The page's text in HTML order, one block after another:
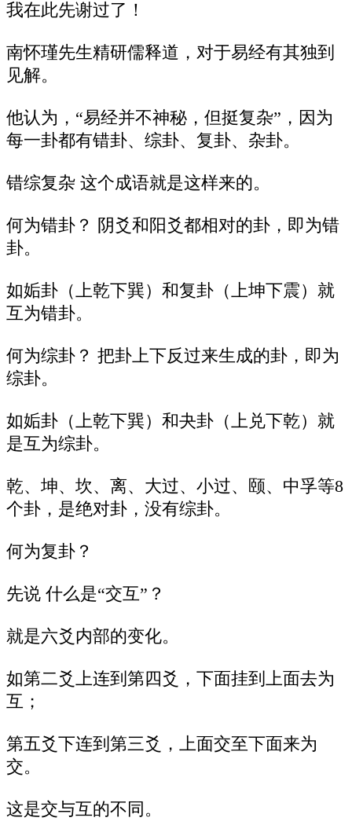
我在此先谢过了！
南怀瑾先生精研儒释道，对于易经有其独到
见解。
他认为，“易经并不神秘，但挺复杂”，因为
每一卦都有错卦、综卦、复卦、杂卦。
错综复杂 这个成语就是这样来的。
何为错卦？ 阴爻和阳爻都相对的卦，即为错
卦。
如姤卦（上乾下巽）和复卦（上坤下震）就
互为错卦。
何为综卦？ 把卦上下反过来生成的卦，即为
综卦。
如姤卦（上乾下巽）和夬卦（上兑下乾）就
是互为综卦。
乾、坤、坎、离、大过、小过、颐、中孚等8
个卦，是绝对卦，没有综卦。
何为复卦？
先说 什么是“交互”？
就是六爻内部的变化。
如第二爻上连到第四爻，下面挂到上面去为
互；
第五爻下连到第三爻，上面交至下面来为
交。
这是交与互的不同。